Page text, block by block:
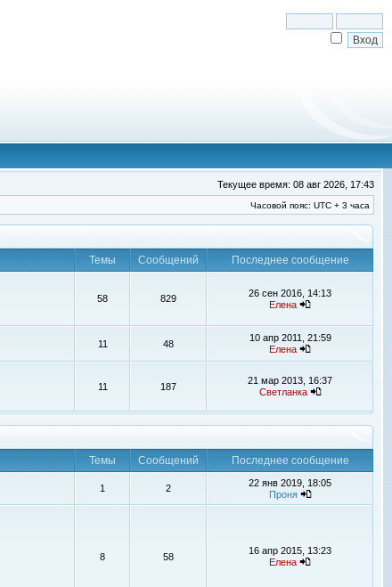
Текущее время: 08 авг 2026, 17:43
Часовой пояс: UTC + 3 часа
Темы Сообщений
Последнее сообщение
58 829
26 сен 2016, 14:13
Елена
11 48
10 апр 2011, 21:59
Елена
11 187
21 мар 2013, 16:37
Светланка
Темы Сообщений Последнее сообщение
1 2
22 янв 2019, 18:05
Проня
8 58
16 апр 2015, 13:23
Елена